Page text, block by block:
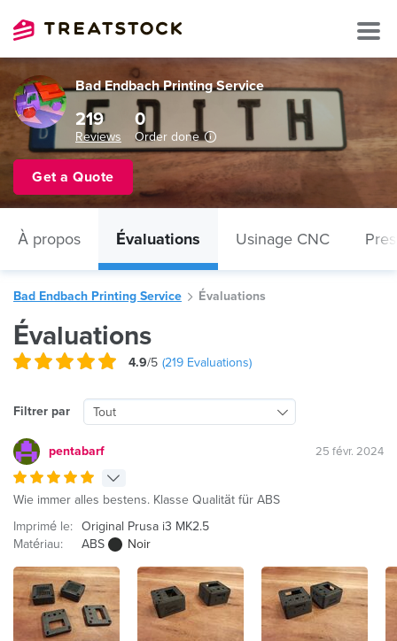
Bad Endbach Printing Service
219
Reviews
0
Order done
Get a Quote
À propos Évaluations Usinage CNC
Bad Endbach Printing Service Évaluations
Évaluations
4.9/5 (219 Evaluations)
Filtrer par Tout
pentabarf 25 févr. 2024
Wie immer alles bestens. Klasse Qualität für ABS
Imprimé le: Original Prusa i3 MK2.5
Matériau:
ABS Noir